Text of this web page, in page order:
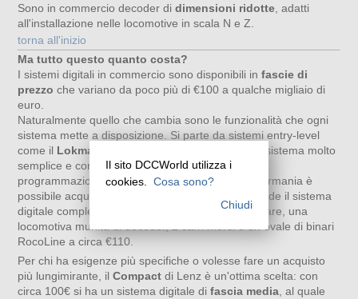
Sono in commercio decoder di dimensioni ridotte , adatti
all'installazione nelle locomotive in scala N e Z.
torna all'inizio
Ma tutto questo quanto costa?
I sistemi digitali in commercio sono disponibili in fascie di
prezzo che variano da poco più di €100 a qualche migliaio di
euro.
Naturalmente quello che cambia sono le funzionalità che ogni
sistema mette a disposizione. Si parte da sistemi entry-level
come il Lokmaus2
di Roco che, pur essendo un sistema molto
semplice e con diverse limitazioni nella parte di
programmazione, ha un costo molto basso: in Germania è
possibile acquistare uno
che comprende il sistema
digitale completo di alimentatore e controllo palmare, una
locomotiva munita di decoder, 2 carri merci e un ovale di binari
RocoLine a circa €110.
Per chi ha esigenze più specifiche o volesse fare un acquisto
più lungimirante, il Compact di Lenz è un'ottima scelta: con
circa 100€ si ha un sistema digitale di fascia media, al quale
Il sito DCCWorld utilizza i
cookies.
Cosa sono?
Chiudi